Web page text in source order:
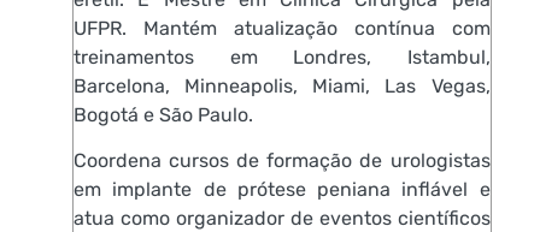
UFPR. Mantém atualização contínua com
treinamentos em Londres, Istambul,
Barcelona, Minneapolis, Miami, Las Vegas,
Bogotá e São Paulo.
Coordena cursos de formação de urologistas
em implante de prótese peniana inflável e
atua como organizador de eventos científicos